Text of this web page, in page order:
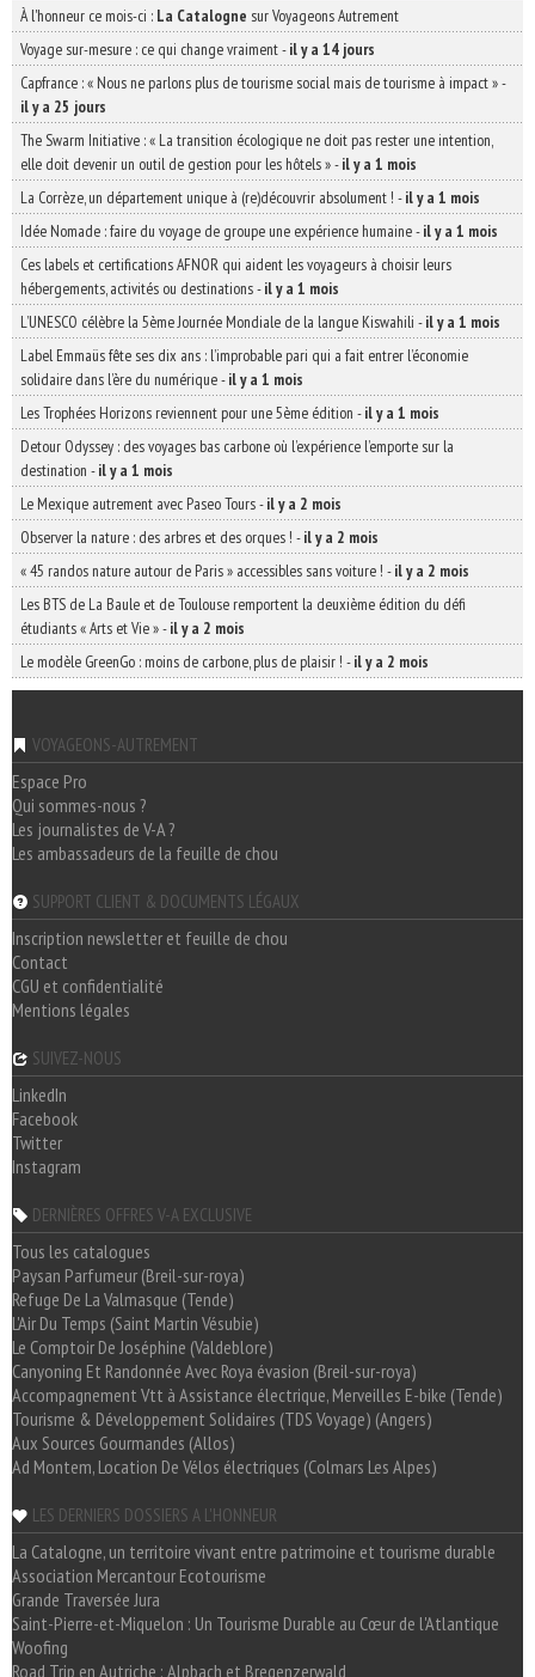
À l'honneur ce mois-ci : La Catalogne sur Voyageons Autrement
Voyage sur-mesure : ce qui change vraiment-il y a 14 jours
Capfrance : « Nous ne parlons plus de tourisme social mais de tourisme à impact »-
il y a 25 jours
The Swarm Initiative : « La transition écologique ne doit pas rester une intention,
elle doit devenir un outil de gestion pour les hôtels »-il y a 1 mois
La Corrèze, un département unique à (re)découvrir absolument ! -il y a 1 mois
Idée Nomade : faire du voyage de groupe une expérience humaine-il y a 1 mois
Ces labels et certifications AFNOR qui aident les voyageurs à choisir leurs
hébergements, activités ou destinations-il y a 1 mois
L’UNESCO célèbre la 5ème Journée Mondiale de la langue Kiswahili -il y a 1 mois
Label Emmaüs fête ses dix ans : l’improbable pari qui a fait entrer l’économie
solidaire dans l’ère du numérique-il y a 1 mois
Les Trophées Horizons reviennent pour une 5ème édition -il y a 1 mois
Detour Odyssey : des voyages bas carbone où l’expérience l’emporte sur la
destination -il y a 1 mois
Le Mexique autrement avec Paseo Tours-il y a 2 mois
Observer la nature : des arbres et des orques ! -il y a 2 mois
« 45 randos nature autour de Paris » accessibles sans voiture ! -il y a 2 mois
Les BTS de La Baule et de Toulouse remportent la deuxième édition du défi
étudiants « Arts et Vie »-il y a 2 mois
Le modèle GreenGo : moins de carbone, plus de plaisir ! -il y a 2 mois
VOYAGEONS-AUTREMENT
Espace Pro
Qui sommes-nous ?
Les journalistes de V-A ?
Les ambassadeurs de la feuille de chou
SUPPORT CLIENT & DOCUMENTS LÉGAUX
Inscription newsletter et feuille de chou
Contact
CGU et confidentialité
Mentions légales
SUIVEZ-NOUS
LinkedIn
Facebook
Twitter
Instagram
DERNIÈRES OFFRES V-A EXCLUSIVE
Tous les catalogues
Paysan Parfumeur (Breil-sur-roya)
Refuge De La Valmasque (Tende)
L'Air Du Temps (Saint Martin Vésubie)
Le Comptoir De Joséphine (Valdeblore)
Canyoning Et Randonnée Avec Roya évasion (Breil-sur-roya)
Accompagnement Vtt à Assistance électrique, Merveilles E-bike (Tende)
Tourisme & Développement Solidaires (TDS Voyage) (Angers)
Aux Sources Gourmandes (Allos)
Ad Montem, Location De Vélos électriques (Colmars Les Alpes)
LES DERNIERS DOSSIERS A L'HONNEUR
La Catalogne, un territoire vivant entre patrimoine et tourisme durable
Association Mercantour Ecotourisme
Grande Traversée Jura
Saint-Pierre-et-Miquelon : Un Tourisme Durable au Cœur de l'Atlantique
Woofing
Road Trip en Autriche : Alpbach et Bregenzerwald